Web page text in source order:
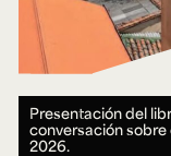
Presentación del
conversación
2026.